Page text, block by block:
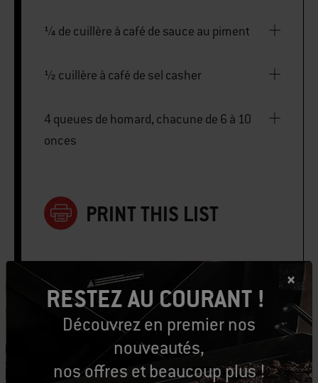
¼ de cuillère à café de sauce au piment
½ cuillère à café de sel casher
4 queues de homard, chacune de 6 à 10
onces
PRINT THIS LIST
Équipons-nous
Outils conseillés
RESTEZ AU COURANT !
Découvrez en premier nos
nouveautés,
nos offres et beaucoup plus !